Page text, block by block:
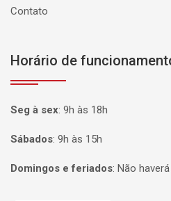
Contato
Horário de
Seg à sex: 9h às 18h
Sábados: 9h às 15h
Domingos e feriados: Não